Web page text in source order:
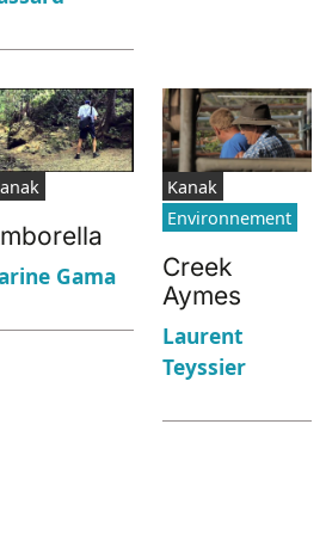
Gama
Kanak
Environnement
Creek
Aymes
Laurent
Teyssier